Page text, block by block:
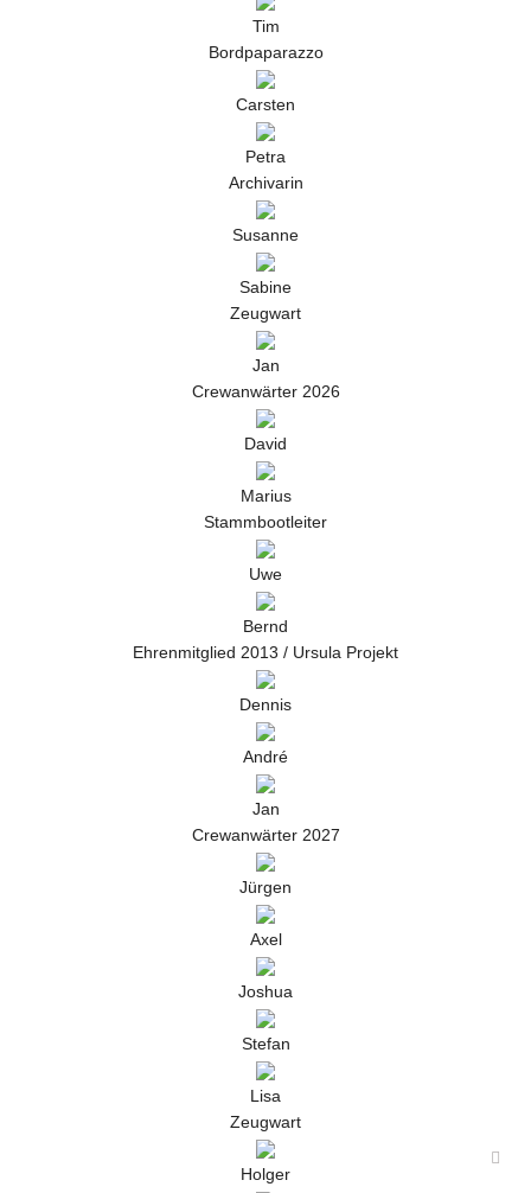
Tim
Bordpaparazzo
Carsten
Petra
Archivarin
Susanne
Sabine
Zeugwart
Jan
Crewanwärter 2026
David
Marius
Stammbootleiter
Uwe
Bernd
Ehrenmitglied 2013 / Ursula Projekt
Dennis
André
Jan
Crewanwärter 2027
Jürgen
Axel
Joshua
Stefan
Lisa
Zeugwart
Holger